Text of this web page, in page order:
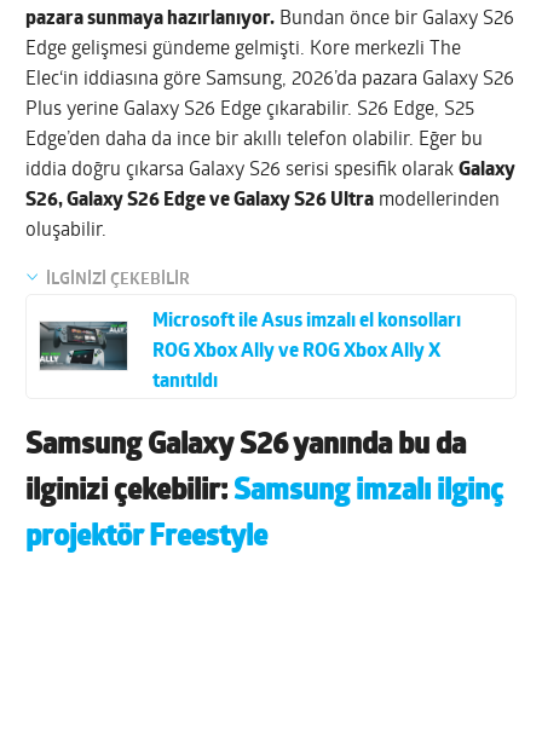
pazara sunmaya hazırlanıyor. Bundan önce bir Galaxy S26
Edge gelişmesi gündeme gelmişti. Kore merkezli The
Elec‘in iddiasına göre Samsung, 2026’da pazara Galaxy S26
Plus yerine Galaxy S26 Edge çıkarabilir. S26 Edge, S25
Edge’den daha da ince bir akıllı telefon olabilir. Eğer bu
iddia doğru çıkarsa Galaxy S26 serisi spesifik olarakGalaxy
S26, Galaxy S26 Edge ve Galaxy S26 Ultra modellerinden
oluşabilir.
İLGİNİZİ ÇEKEBİLİR
Microsoft ile Asus imzalı el konsolları
ROG Xbox Ally ve ROG Xbox Ally X
tanıtıldı
Samsung Galaxy S26 yanında bu da
ilginizi çekebilir: Samsung imzalı ilginç
projektör Freestyle